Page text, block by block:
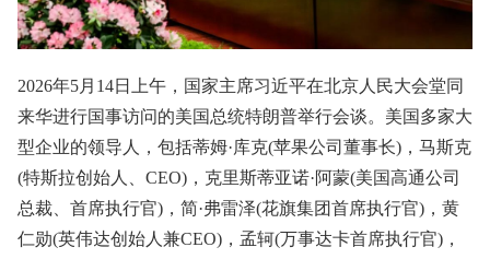
2026年5月14日上午，国家主席习近平在北京人民大会堂同
来华进行国事访问的美国总统特朗普举行会谈。美国多家大
型企业的领导人，包括蒂姆·库克(苹果公司董事长)，马斯克
(特斯拉创始人、CEO)，克里斯蒂亚诺·阿蒙(美国高通公司
总裁、首席执行官)，简·弗雷泽(花旗集团首席执行官)，黄
仁勋(英伟达创始人兼CEO)，孟轲(万事达卡首席执行官)，